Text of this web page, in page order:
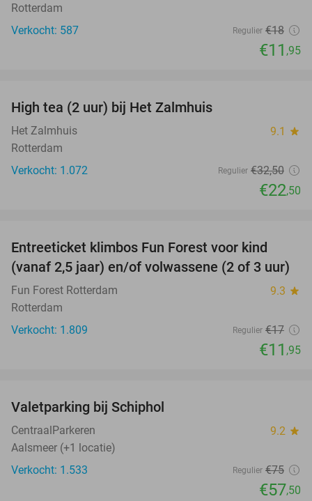
Rotterdam
Verkocht: 587
Regulier €18
€11 ,95
High tea (2 uur) bij Het Zalmhuis
Het Zalmhuis 9.1 star
Rotterdam
Verkocht: 1.072
Regulier €32,50
€22,50
Entreeticket klimbos Fun Forest voor kind
(vanaf 2,5 jaar) en/of volwassene (2 of 3 uur)
Fun Forest Rotterdam 9.3 star
Rotterdam
Verkocht: 1.809
Regulier €17
€11 ,95
Valetparking bij Schiphol
CentraalParkeren 9.2 star
Aalsmeer (+1 locatie)
Verkocht: 1.533
Regulier €75
€57,50